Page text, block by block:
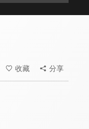
收藏 分享